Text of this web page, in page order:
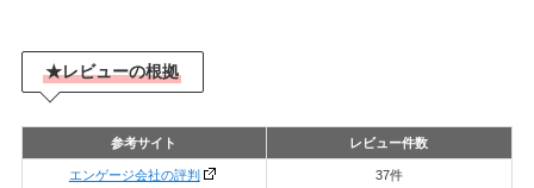
★レビューの根拠
参考サイト レビュー件数
エンゲージ会社の評判 37件